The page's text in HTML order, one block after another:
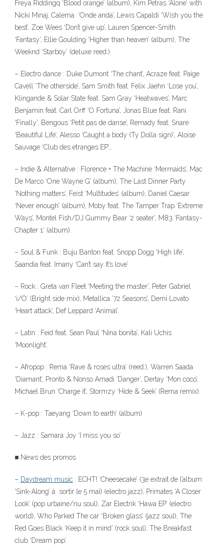
Freya Riddingq ‘Blood orange’ (album), Kim Petras ‘Alone’ with
Nicki Minaj, Calema ‘Onde anda’, Lewis Capaldi ‘Wish you the
best’, Zoe Wees ‘Don’t give up’, Lauren Spencer-Smith
‘Fantasy’, Ellie Goulding ‘Higher than heaven’ (album), The
Weeknd ‘Starboy’ (deluxe reed.).
– Electro dance : Duke Dumont ‘The chant’, Acraze feat. Paige
Cavell ‘The otherside’, Sam Smith feat. Felix Jaehn ‘Lose you’,
Klingande & Solar State feat. Sam Gray ‘Heatwaves’, Marc
Benjamin feat. Carl Orff ‘O Fortuna’, Jonas Blue feat. Rani
‘Finally’, Bengous ‘Petit pas de danse’, Remady feat. Snare
‘Beautiful Life’, Alesso ‘Caught a body (Ty Dolla sign)’, Aloise
Sauvage ‘Club des etranges EP’…
– Indie & Alternative : Florence + The Machine ‘Mermaids’, Mac
De Marco ‘One Wayne G’ (album), The Last Dinner Party
‘Nothing matters’, Feist ‘Multitudes’ (album), Daniel Caesar
‘Never enough’ (album), Moby feat. The Tamper Trap ‘Extreme
Ways’, Montel Fish/DJ Gummy Bear ‘2 seater’, M83 ‘Fantasy-
Chapter 1’ (album).
– Soul & Funk : Buju Banton feat. Snopp Dogg ‘High life’,
Saandia feat. Imany ‘Can’t say It’s love’
– Rock : Greta van Fleet ‘Meeting the master’, Peter Gabriel
‘i/O’ (Bright side mix), Metallica ’72 Seasons’, Demi Lovato
‘Heart attack’, Def Leppard ‘Animal’.
– Latin : Feid feat. Sean Paul ‘Nina bonita’, Kali Uchis
‘Moonlight’.
– Afropop : Rema ‘Rave & roses ultra’ (reed.), Warren Saada
‘Diamant’, Pronto & Nonso Amadi ‘Danger’, Dertay ‘Mon coco’,
Michael Brun ‘Charge it’, Stormzy ‘Hide & Seek’ (Rema remix).
– K-pop : Taeyang ‘Down to earth’ (album)
– Jazz : Samara Joy ‘I miss you so’
■ News des promos
– Daydream music : ECHT! ‘Cheesecake’ (3e extrait de l’album
‘Sink-Along’ à sortir le 5 mai) (electro jazz), Primates ‘A Closer
Look’ (pop urbaine/nu soul), Zar Electrik ‘Hawa EP’ (electro
world), Who Parked The car ‘Broken glass’ (jazz soul), The
Red Goes Black ‘Keep it in mind’ (rock soul), The Breakfast
club ‘Dream pop’.